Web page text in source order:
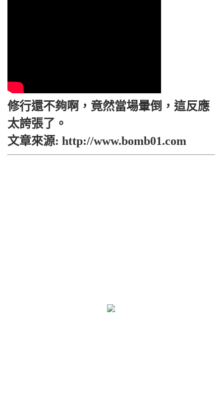
修行還不夠啊，竟然當場暈倒，這反應
太誇張了。
文章來源: http://www.bomb01.com